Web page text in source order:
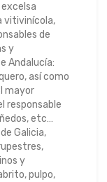
vitivinícola,
de
y
Andalucía:
así como
mayor
responsable
etc…
Galicia,
y
pulpo,